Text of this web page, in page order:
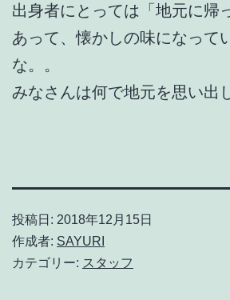
出身者にとっては「地元に帰
あって、懐かしの味になって
な。。
みなさんは何で地元を思い出
投稿日: 2018年12月15日
作成者: SAYURI
カテゴリー: スタッフ